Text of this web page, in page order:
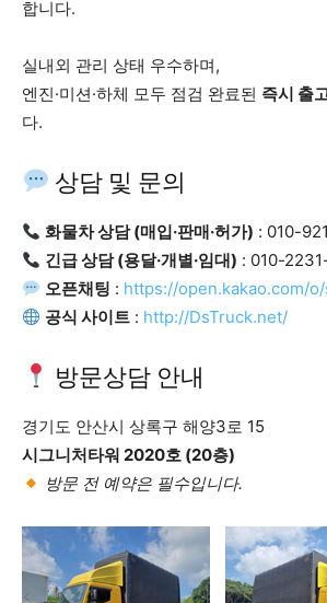
합니다.
실내외 관리 상태 우수하며,
엔진·미션·하체 모두 점검 완료된 즉시 출
다.
상담 및 문의
화물차 상담 (매입·판매·허가) : 010-
긴급 상담 (용달·개별·임대) : 010-
오픈채팅 : https://open.kakao.com/
공식 사이트 : http://DsTruck.net/
방문상담 안내
경기도 안산시 상록구 해양3로 15
시그니처타워 2020호 (20층)
방문 전 예약은 필수입니다.